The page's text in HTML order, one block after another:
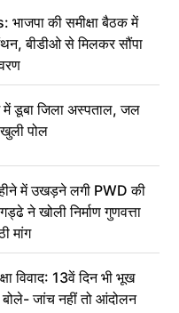
की समीक्षा बैठक में
बीडीओ से मिलकर सौंपा
डूबा जिला अस्पताल, जल
पोल
में उखड़ने लगी PWD की
ने खोली निर्माण गुणवत्ता
मांग
विवाद: 13वें दिन भी भूख
बोले- जांच नहीं तो आंदोलन